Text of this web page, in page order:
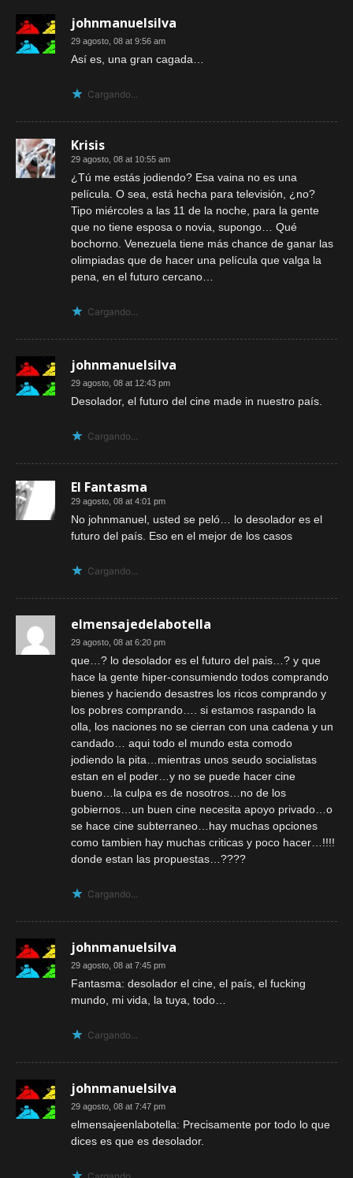
johnmanuelsilva
29 agosto, 08 at 9:56 am
Así es, una gran cagada…
Cargando...
Krisis
29 agosto, 08 at 10:55 am
¿Tú me estás jodiendo? Esa vaina no es una
película. O sea, está hecha para televisión, ¿no?
Tipo miércoles a las 11 de la noche, para la gente
que no tiene esposa o novia, supongo… Qué
bochorno. Venezuela tiene más chance de ganar las
olimpiadas que de hacer una película que valga la
pena, en el futuro cercano…
Cargando...
johnmanuelsilva
29 agosto, 08 at 12:43 pm
Desolador, el futuro del cine made in nuestro país.
Cargando...
El Fantasma
29 agosto, 08 at 4:01 pm
No johnmanuel, usted se peló… lo desolador es el
futuro del país. Eso en el mejor de los casos
Cargando...
elmensajedelabotella
29 agosto, 08 at 6:20 pm
que…? lo desolador es el futuro del pais…? y que
hace la gente hiper-consumiendo todos comprando
bienes y haciendo desastres los ricos comprando y
los pobres comprando…. si estamos raspando la
olla, los naciones no se cierran con una cadena y un
candado… aqui todo el mundo esta comodo
jodiendo la pita…mientras unos seudo socialistas
estan en el poder…y no se puede hacer cine
bueno…la culpa es de nosotros…no de los
gobiernos…un buen cine necesita apoyo privado…o
se hace cine subterraneo…hay muchas opciones
como tambien hay muchas criticas y poco hacer…!!!!
donde estan las propuestas…????
Cargando...
johnmanuelsilva
29 agosto, 08 at 7:45 pm
Fantasma: desolador el cine, el país, el fucking
mundo, mi vida, la tuya, todo…
Cargando...
johnmanuelsilva
29 agosto, 08 at 7:47 pm
elmensajeenlabotella: Precisamente por todo lo que
dices es que es desolador.
Cargando...